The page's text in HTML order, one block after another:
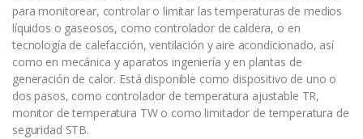
para monitorear, controlar o limitar las temperaturas de medios
líquidos o gaseosos, como controlador de caldera, o en
tecnología de calefacción, ventilación y aire acondicionado, así
como en mecánica y aparatos ingeniería y en plantas de
generación de calor. Está disponible como dispositivo de uno o
dos pasos, como controlador de temperatura ajustable TR,
monitor de temperatura TW o como limitador de temperatura de
seguridad STB.